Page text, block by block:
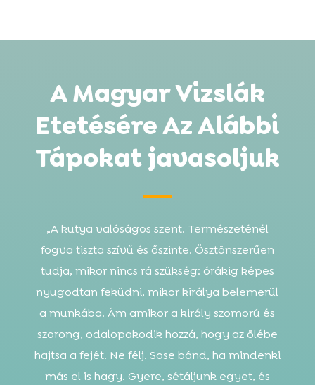
A Magyar Vizslák
Etetésére Az Alábbi
Tápokat javasoljuk
„A kutya valóságos szent. Természeténél
fogva tiszta szívű és őszinte. Ösztönszerűen
tudja, mikor nincs rá szükség: órákig képes
nyugodtan feküdni, mikor királya belemerül
a munkába. Ám amikor a király szomorú és
szorong, odalopakodik hozzá, hogy az ölébe
hajtsa a fejét. Ne félj. Sose bánd, ha mindenki
más el is hagy. Gyere, sétáljunk egyet, és